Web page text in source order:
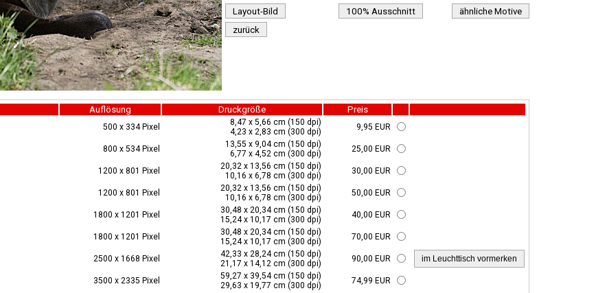
Layout-Bild 100% Ausschnitt
ähnliche Motive
zurück
Auflösung Druckgröße Preis
500 x 334 Pixel
8,47 x 5,66 cm (150 dpi)
4,23 x 2,83 cm (300 dpi)
9,95 EUR
800 x 534 Pixel
13,55 x 9,04 cm (150 dpi)
6,77 x 4,52 cm (300 dpi)
25,00 EUR
1200 x 801 Pixel
20,32 x 13,56 cm (150 dpi)
10,16 x 6,78 cm (300 dpi)
30,00 EUR
1200 x 801 Pixel
20,32 x 13,56 cm (150 dpi)
10,16 x 6,78 cm (300 dpi)
50,00 EUR
1800 x 1201 Pixel
30,48 x 20,34 cm (150 dpi)
15,24 x 10,17 cm (300 dpi)
40,00 EUR
1800 x 1201 Pixel
30,48 x 20,34 cm (150 dpi)
15,24 x 10,17 cm (300 dpi)
70,00 EUR
2500 x 1668 Pixel
42,33 x 28,24 cm (150 dpi)
21,17 x 14,12 cm (300 dpi)
90,00 EUR
3500 x 2335 Pixel
59,27 x 39,54 cm (150 dpi)
29,63 x 19,77 cm (300 dpi)
74,99 EUR